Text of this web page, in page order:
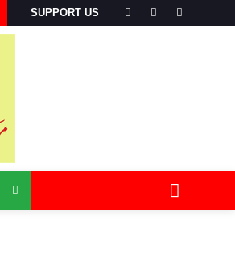
SUPPORT US